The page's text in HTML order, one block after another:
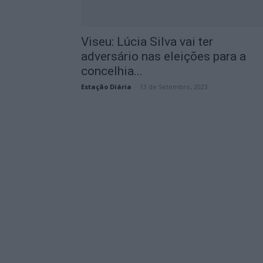
Viseu: Lúcia Silva vai ter
adversário nas eleições para a
concelhia...
Estação Diária 13 de Setembro, 2023